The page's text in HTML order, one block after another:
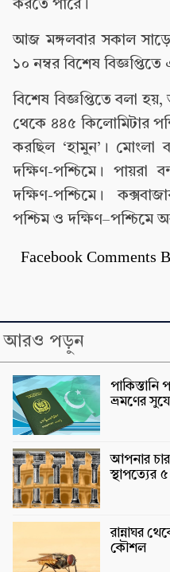
করতে পারে।
আজ মঙ্গলবার সকাল
১০ নম্বর বিশেষ
বিশেষ বিজ্ঞপ্তিতে বলা
থেকে ৪৪৫ কিলোমিটার
করছিল ‘হামুন’। মোংলা
দক্ষিণ-পশ্চিমে। পায়রা
দক্ষিণ-পশ্চিমে।
পশ্চিম ও দক্ষিণ–পশ্চিমে
Facebook Comments
আরও পড়ুন
পাকিস্তানি
ভ্রমণের
আপনার
স্থাপত্যের
রান্নাঘর
কৌশল